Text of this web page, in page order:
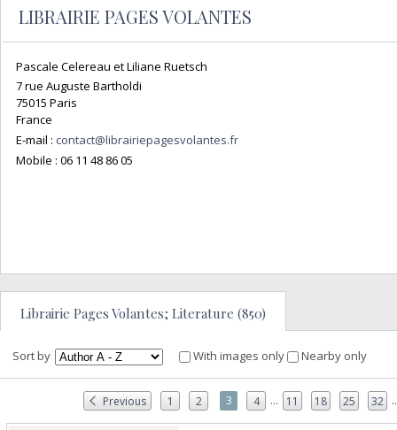
LIBRAIRIE PAGES VOLANTES
Pascale Celereau et Liliane Ruetsch
7 rue Auguste Bartholdi
75015 Paris
France
E-mail : contact@librairiepagesvolantes.fr
Mobile : 06 11 48 86 05
Librairie Pages Volantes; Literature (850)
Sort by With images only Nearby only
Previous 1 2 3 4 ... 11 18 25 32